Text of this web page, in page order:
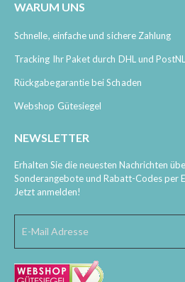
WARUM UNS
Schnelle, einfache und sichere Zahlung
Tracking Ihr Paket durch DHL und PostNL
Rückgabegarantie bei Schaden
Webshop Gütesiegel
NEWSLETTER
Erhalten Sie die neuesten Nachrichten
Sonderangebote und Rabatt-Codes per
Jetzt anmelden!